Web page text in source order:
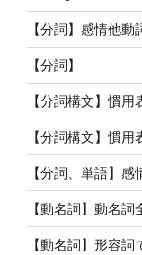
【分詞】感情他動
【分詞】
【分詞構文】慣用
【分詞構文】慣用
【分詞、単語】感
【動名詞】動名詞
【動名詞】形容